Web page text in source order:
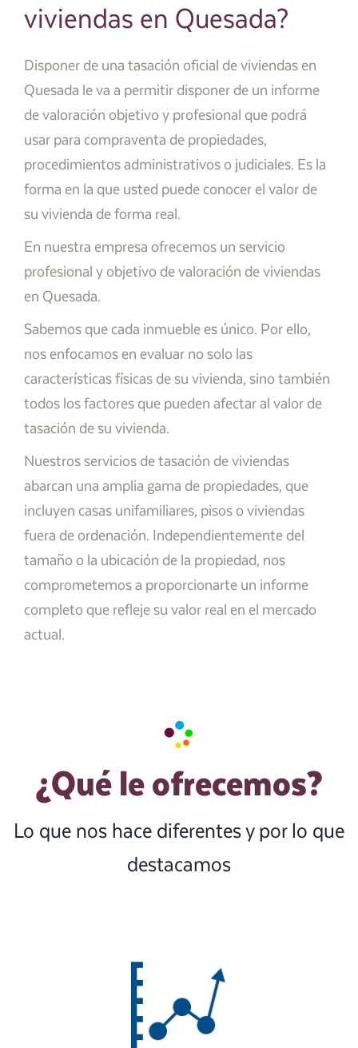
viviendas en Quesada?
Disponer de una tasación oficial de viviendas en
Quesada le va a permitir disponer de un informe
de valoración objetivo y profesional que podrá
usar para compraventa de propiedades,
procedimientos administrativos o judiciales. Es la
forma en la que usted puede conocer el valor de
su vivienda de forma real.
En nuestra empresa ofrecemos un servicio
profesional y objetivo de valoración de viviendas
en Quesada.
Sabemos que cada inmueble es único. Por ello,
nos enfocamos en evaluar no solo las
características físicas de su vivienda, sino también
todos los factores que pueden afectar al valor de
tasación de su vivienda.
Nuestros servicios de tasación de viviendas
abarcan una amplia gama de propiedades, que
incluyen casas unifamiliares, pisos o viviendas
fuera de ordenación. Independientemente del
tamaño o la ubicación de la propiedad, nos
comprometemos a proporcionarte un informe
completo que refleje su valor real en el mercado
actual.
¿Qué le ofrecemos?
Lo que nos hace diferentes y por lo que
destacamos